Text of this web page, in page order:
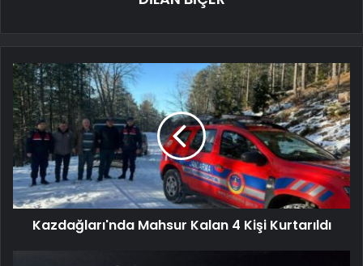
Kazdağları'nda Mahsur Kalan 4 Kişi Kurtarıldı